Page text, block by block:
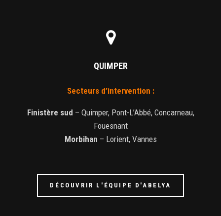
QUIMPER
Secteurs d’intervention :
Finistère sud – Quimper, Pont-L’Abbé, Concarneau,
Fouesnant
Morbihan – Lorient, Vannes
DÉCOUVRIR L'ÉQUIPE D'ABELYA